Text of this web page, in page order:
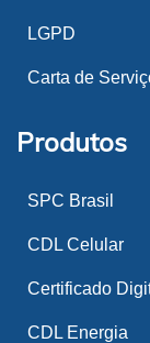
LGPD
Carta de
Produtos
SPC Brasil
CDL Celular
Certificado
CDL Energia